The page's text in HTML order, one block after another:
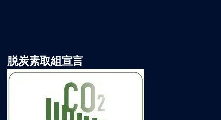
脱炭素取組宣言